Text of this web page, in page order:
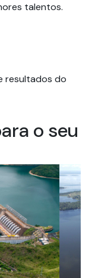
talentos.
resultados do
o seu